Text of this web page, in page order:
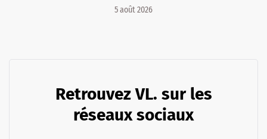
5 août 2026
Retrouvez VL. sur les
réseaux sociaux